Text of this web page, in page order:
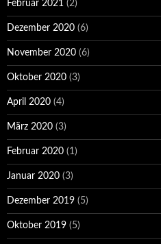
Februar 2021 (2)
Dezember 2020 (6)
November 2020 (6)
Oktober 2020 (3)
April 2020 (4)
März 2020 (3)
Februar 2020 (1)
Januar 2020 (3)
Dezember 2019 (5)
Oktober 2019 (5)